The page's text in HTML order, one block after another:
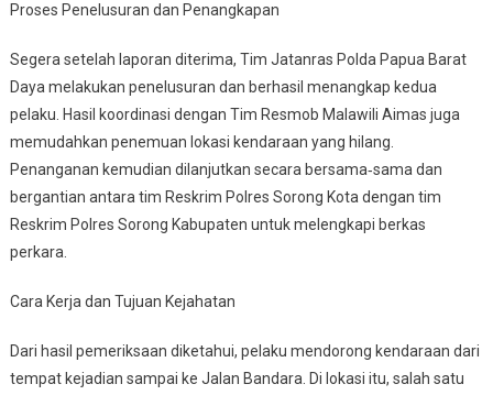
Proses Penelusuran dan Penangkapan
Segera setelah laporan diterima, Tim Jatanras Polda Papua Barat
Daya melakukan penelusuran dan berhasil menangkap kedua
pelaku. Hasil koordinasi dengan Tim Resmob Malawili Aimas juga
memudahkan penemuan lokasi kendaraan yang hilang.
Penanganan kemudian dilanjutkan secara bersama‑sama dan
bergantian antara tim Reskrim Polres Sorong Kota dengan tim
Reskrim Polres Sorong Kabupaten untuk melengkapi berkas
perkara.
Cara Kerja dan Tujuan Kejahatan
Dari hasil pemeriksaan diketahui, pelaku mendorong kendaraan dari
tempat kejadian sampai ke Jalan Bandara. Di lokasi itu, salah satu